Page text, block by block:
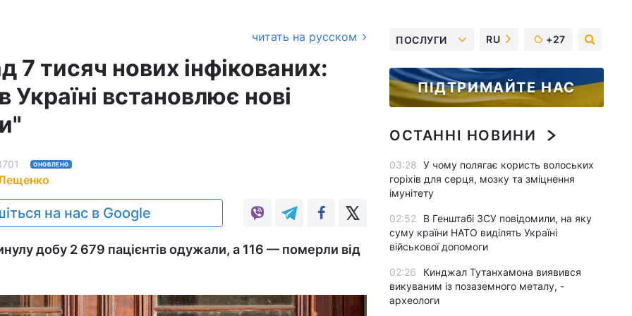
читать на русском
7 тисяч нових інфікованих:
Україні встановлює нові
ОНОВЛЕНО
на нас в Google
добу 2 679 пацієнтів одужали, а 116 — померли від
ПОСЛУГИ RU +27
ПІДТРИМАЙТЕ НАС
ОСТАННІ НОВИНИ
03:28 У чому полягає користь волоських
горіхів для серця, мозку та зміцнення
імунітету
02:52
В Генштабі ЗСУ повідомили, на яку
суму країни НАТО виділять Україні
військової допомоги
02:26
Кинджал Тутанхамона виявився
викуваним із позаземного металу, -
археологи